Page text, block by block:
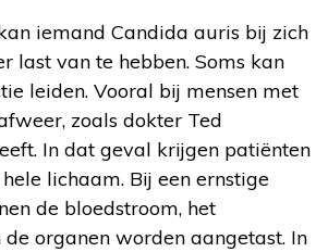
iemand Candida auris bij zich
last van te hebben. Soms kan
leiden. Vooral bij mensen met
zoals dokter Ted
In dat geval krijgen patiënten
lichaam. Bij een ernstige
de bloedstroom, het
de organen worden aangetast. In